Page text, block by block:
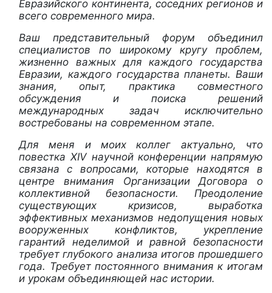
Евразийского континента, соседних регионов и
всего современного мира.
Ваш представительный форум объединил
специалистов по широкому кругу проблем,
жизненно важных для каждого государства
Евразии, каждого государства планеты. Ваши
знания, опыт, практика совместного
обсуждения и поиска решений
международных задач исключительно
востребованы на современном этапе.
Для меня и моих коллег актуально, что
повестка XIV научной конференции напрямую
связана с вопросами, которые находятся в
центре внимания Организации Договора о
коллективной безопасности. Преодоление
существующих кризисов, выработка
эффективных механизмов недопущения новых
вооруженных конфликтов, укрепление
гарантий неделимой и равной безопасности
требует глубокого анализа итогов прошедшего
года. Требует постоянного внимания к итогам
и урокам объединяющей нас истории.